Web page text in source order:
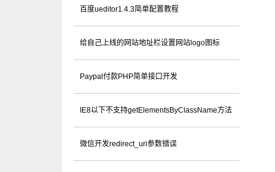
百度ueditor1.4.3简单配置教程
给自己上线的网站地址栏设置网站logo图标
Paypal付款PHP简单接口开发
IE8以下不支持getElementsByClassName方法
微信开发redirect_uri参数错误